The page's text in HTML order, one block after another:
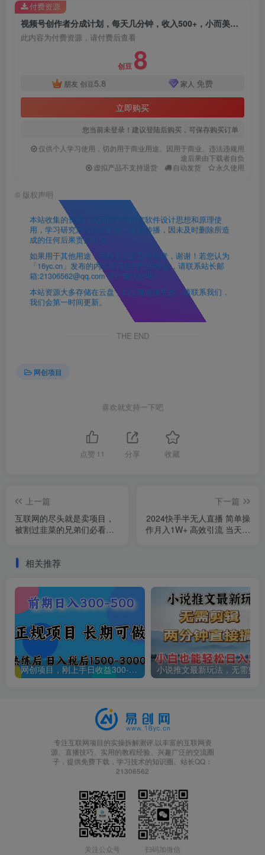
视频号创作者分成计划，每天几分钟，收入500+，小而美项目
此内容为付费资源，请付费后查看
创豆 8
朋友 创豆 5.8 家人 免费
立即购买
您当前未登录！建议登陆后购买，可保存购买订单
仅供个人学习使用，切勿用于商业用途。因用于商业、违法违规用
途后果由下载者自负
虚拟产品不支持退货
自动发货 永久使用
付费资源
© 版权声明
本站收集的资源仅供内部学习研究软件设计思想和原理使
用，学习研究后请自觉删除，请勿传播，因未及时删除所造
成的任何后果责任自负。
如果用于其他用途，请购买正版支持作者，谢谢！若您认为
「16yc.cn」发布的内容若侵犯到您的权益，请联系站长邮
箱:21306562@qq.com 进行删除处理。
本站资源大多存储在云盘，如发现链接失效，请联系我们，
我们会第一时间更新。
THE END
网创项目
喜欢就支持一下吧
点赞 11 分享 收藏
上一篇
互联网的尽头就是卖项目，
被割过韭菜的兄弟们必看！
下一篇
2024快手半无人直播 简单操
作月入1W+ 高效引流 当天见
相关推荐
网创项目，刚上手日收益300-500左右，熟悉后日收益1500-3000
专注互联网项目的实操拆解测评,以丰富的互联网资
源、直播技巧、实用的教程经验、兴趣广泛的交流圈
子，提供免费下载，学习技术的知识圈。站长QQ：
21306562
关注公众号 扫码加微信